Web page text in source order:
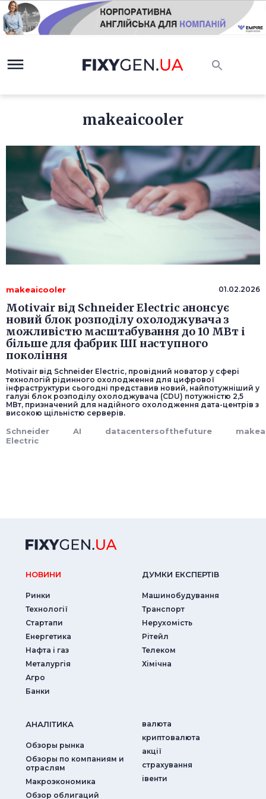
makeaicooler
makeaicooler 01.02.2026
Motivair від Schneider Electric анонсує
новий блок розподілу охолоджувача з
можливістю масштабування до 10 МВт і
більше для фабрик ШІ наступного
покоління
Motivair від Schneider Electric, провідний новатор у сфері
технологій рідинного охолодження для цифрової
інфраструктури сьогодні представив новий, найпотужніший у
галузі блок розподілу охолоджувача (CDU) потужністю 2,5
МВт, призначений для надійного охолодження дата-центрів з
високою щільністю серверів.
Schneider
Electric
AI datacentersofthefuture
НОВИНИ
Ринки
Технології
Стартапи
Енергетика
Нафта і газ
Металургія
Агро
Банки
ДУМКИ ЕКСПЕРТIВ
Машинобудування
Транспорт
Нерухомість
Рітейл
Телеком
Хімічна
АНАЛIТИКА
Обзоры рынка
Обзоры по компаниям и
отраслям
Макроэкономика
Обзор облигаций
валюта
криптовалюта
акції
страхування
iвенти